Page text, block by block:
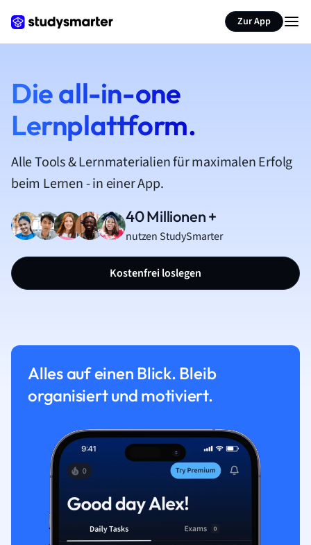
Zur App
Die all-in-one
Lernplattform.
Alle Tools & Lernmaterialien für maximalen Erfolg
beim Lernen - in einer App.
40 Millionen +
nutzen StudySmarter
Kostenfrei loslegen
Alles auf einen Blick. Bleib
organisiert und motiviert.